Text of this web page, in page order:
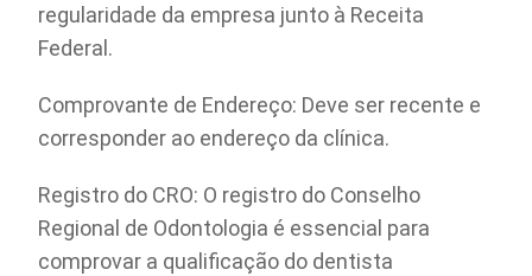
regularidade da empresa junto à Receita
Federal.
Comprovante de Endereço: Deve ser recente e
corresponder ao endereço da clínica.
Registro do CRO: O registro do Conselho
Regional de Odontologia é essencial para
comprovar a qualificação do dentista